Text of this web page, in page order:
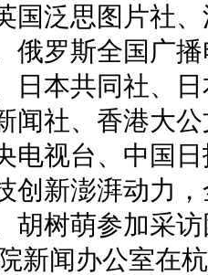
国泛思图片社
俄罗斯全国广
日本共同社、
闻社、香港大
电视台、中国
创新澎湃动力
胡树萌参加采
新闻办公室在